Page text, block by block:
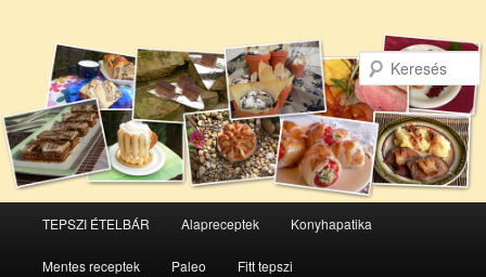
Tovább
az
Tovább
a
TEPSZI ÉTELBÁR Alapreceptek Konyhapatika
Mentes receptek Paleo Fitt tepszi